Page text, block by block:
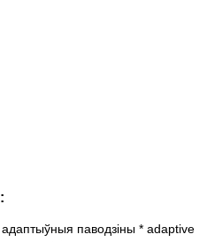
паводзіны * adaptive